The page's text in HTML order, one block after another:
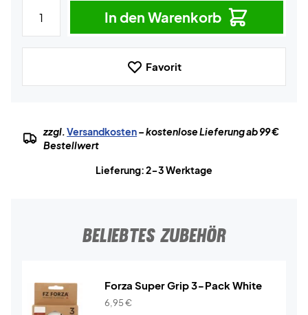
In den Warenkorb
Favorit
zzgl.Versandkosten– kostenlose Lieferung ab 99 €
Bestellwert
Lieferung: 2-3 Werktage
BELIEBTES ZUBEHÖR
Forza Super Grip 3-Pack White
6,95€